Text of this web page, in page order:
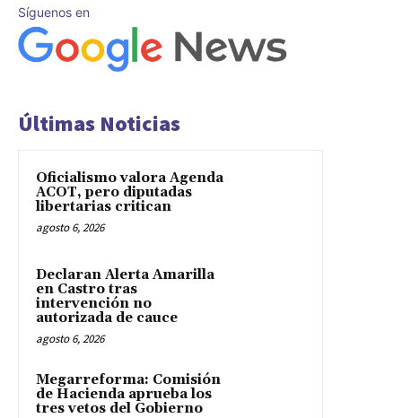
Síguenos en
Últimas Noticias
Oficialismo valora Agenda
ACOT, pero diputadas
libertarias critican
agosto 6, 2026
Declaran Alerta Amarilla
en Castro tras
intervención no
autorizada de cauce
agosto 6, 2026
Megarreforma: Comisión
de Hacienda aprueba los
tres vetos del Gobierno